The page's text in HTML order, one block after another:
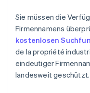
Sie müssen die
Firmennamens
kostenlosen
de la propriété
eindeutiger
landesweit geschützt.